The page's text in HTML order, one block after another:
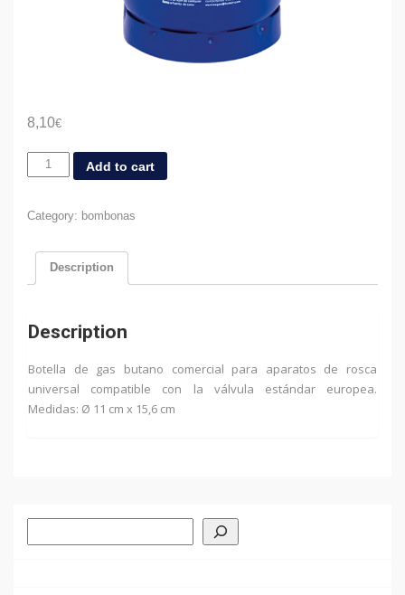
8,10€
Camping
Gas
Kg
Add to cart
Category: bombonas
Description
Description
Botella de gas butano comercial para aparatos de rosca
universal compatible con la válvula estándar europea.
Medidas: Ø 11 cm x 15,6 cm